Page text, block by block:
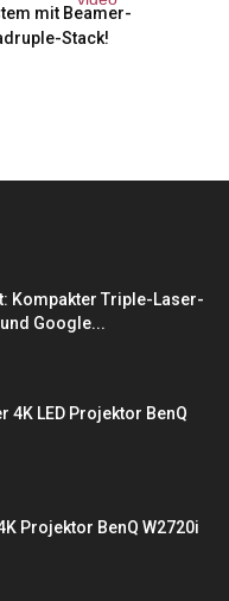
mit Beamer-
Stack!
Kompakter Triple-Laser-
Google...
4K LED Projektor BenQ
Projektor BenQ W2720i